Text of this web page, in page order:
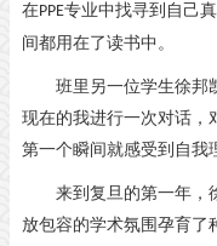
在PPE专业中找寻到自己
间都用在了读书中。
班里另一位学生徐邦
现在的我进行一次对话，
第一个瞬间就感受到自我
来到复旦的第一年，
放包容的学术氛围孕育了